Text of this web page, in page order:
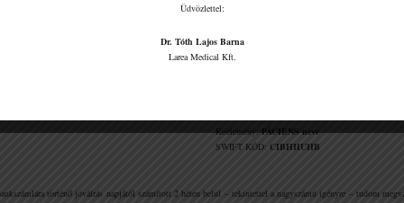
UTALÁS ESETÉN KÜLFÖLDRŐL ÉRKEZŐ
Közlemény:PÁCIENS neve
SWIFT KÓD: CIBHHUHB
történő jóváírás napjától számított 2 héten belül – tekintettel a nagyszámú igényre – tudom
Üdvözlettel:
Dr. Tóth Lajos Barna
Larea Medical Kft.